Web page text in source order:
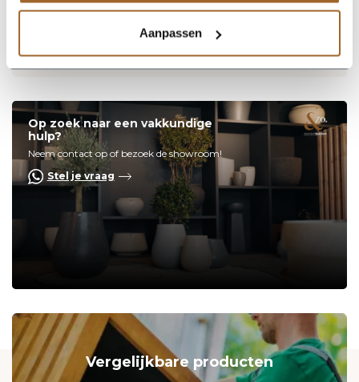
Aanpassen
Plantenbak RAL 7039 Kwartsgrijs
Levertijd 5 tot 6 weken. Prijs gelijk aan standaardkleuren.
Op zoek naar een vakkundige
hulp?
Neem contact op of bezoek de showroom!
Stel je vraag
Vergelijkbare producten